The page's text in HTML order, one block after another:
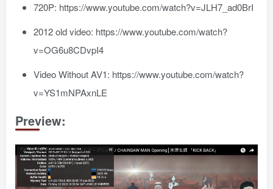
720P: https://www.youtube.com/watch?v=JLH7_ad0BrI
2012 old video: https://www.youtube.com/watch?
v=OG6u8CDvpI4
Video Without AV1: https://www.youtube.com/watch?
v=YS1mNPAxnLE
Preview: